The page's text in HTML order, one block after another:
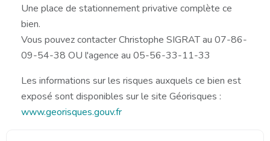
Une place de stationnement privative complète ce
bien.
Vous pouvez contacter Christophe SIGRAT au 07-86-
09-54-38 OU l'agence au 05-56-33-11-33
Les informations sur les risques auxquels ce bien est
exposé sont disponibles sur le site Géorisques :
www.georisques.gouv.fr